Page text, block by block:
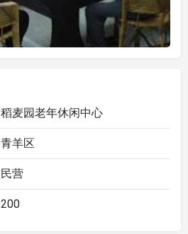
稻麦园老年休闲中心
青羊区
民营
200